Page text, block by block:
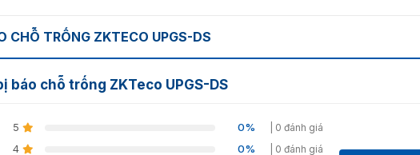
DS đang được VietnamSmart cung cấp chính hãng trên thị trường.
từ nhà sản xuất ZKTEco. Nên đảm bảo về chất lượng cùng giá thành tốt
có chế độ bảo hành rõ ràng 12 tháng. Mọi thắc mắc về sản phẩm, liên hệ
thêm tư vấn.
CHỖ TRỐNG ZKTECO UPGS-DS
báo chỗ trống ZKTeco UPGS-DS
5 0% | 0 đánh giá
4 0% | 0 đánh giá